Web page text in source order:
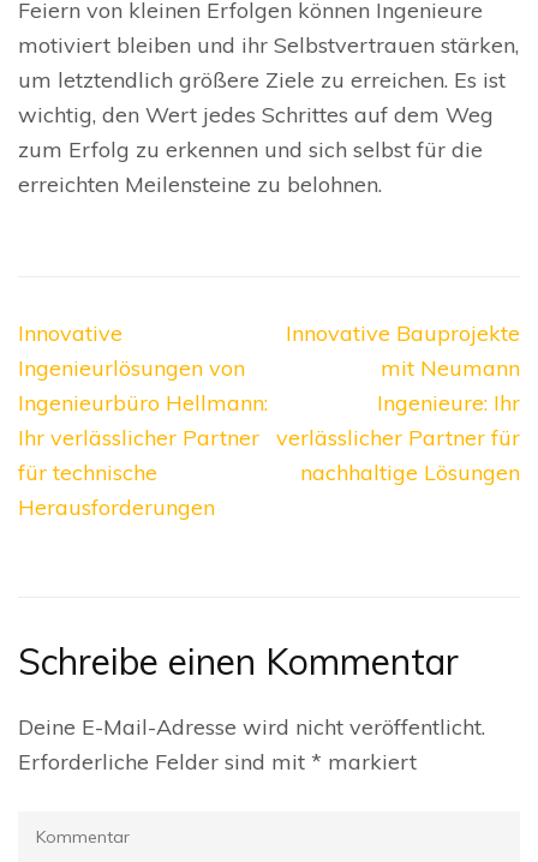
Feiern von kleinen Erfolgen können Ingenieure
motiviert bleiben und ihr Selbstvertrauen stärken,
um letztendlich größere Ziele zu erreichen. Es ist
wichtig, den Wert jedes Schrittes auf dem Weg
zum Erfolg zu erkennen und sich selbst für die
erreichten Meilensteine zu belohnen.
Beitragsnavigation
Innovative
Ingenieurlösungen von
Ingenieurbüro Hellmann:
Ihr verlässlicher Partner
für technische
Herausforderungen
Innovative Bauprojekte
mit Neumann
Ingenieure: Ihr
verlässlicher Partner für
nachhaltige Lösungen
Schreibe einen Kommentar
Deine E-Mail-Adresse wird nicht veröffentlicht.
Erforderliche Felder sind mit * markiert
Kommentar